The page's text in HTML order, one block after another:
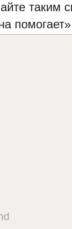
таким
помогает»